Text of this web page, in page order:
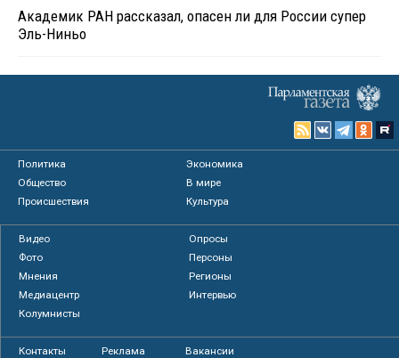
Академик РАН рассказал, опасен ли для России супер
Эль-Ниньо
Политика
Экономика
Общество
В мире
Происшествия
Культура
Видео
Опросы
Фото
Персоны
Мнения
Регионы
Медиацентр
Интервью
Колумнисты
Контакты Реклама Вакансии